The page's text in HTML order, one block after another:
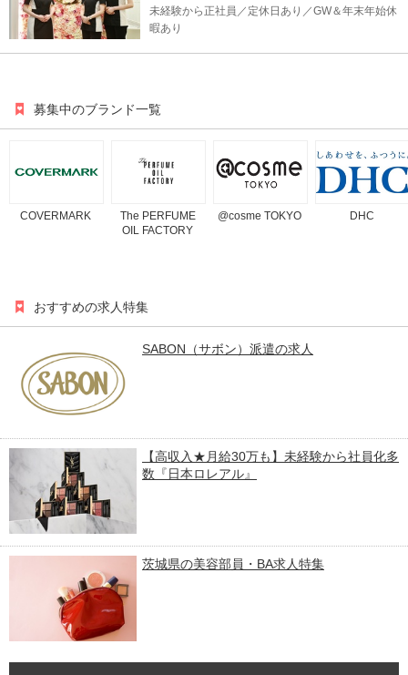
未経験から正社員／定休日あり／GW＆年末年始休
暇あり
募集中のブランド一覧
COVERMARK
The PERFUME
OIL FACTORY
@cosme TOKYO DHC
おすすめの求人特集
SABON（サボン）派遣の求⼈
【高収入★月給30万も】未経験から社員化多
数『日本ロレアル』
茨城県の美容部員・BA求人特集